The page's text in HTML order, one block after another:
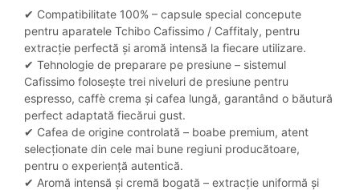
✔ Compatibilitate 100% – capsule special concepute
pentru aparatele Tchibo Cafissimo / Caffitaly, pentru
extracție perfectă și aromă intensă la fiecare utilizare.
✔ Tehnologie de preparare pe presiune – sistemul
Cafissimo folosește trei niveluri de presiune pentru
espresso, caffè crema și cafea lungă, garantând o băutură
perfect adaptată fiecărui gust.
✔ Cafea de origine controlată – boabe premium, atent
selecționate din cele mai bune regiuni producătoare,
pentru o experiență autentică.
✔ Aromă intensă și cremă bogată – extracție uniformă și